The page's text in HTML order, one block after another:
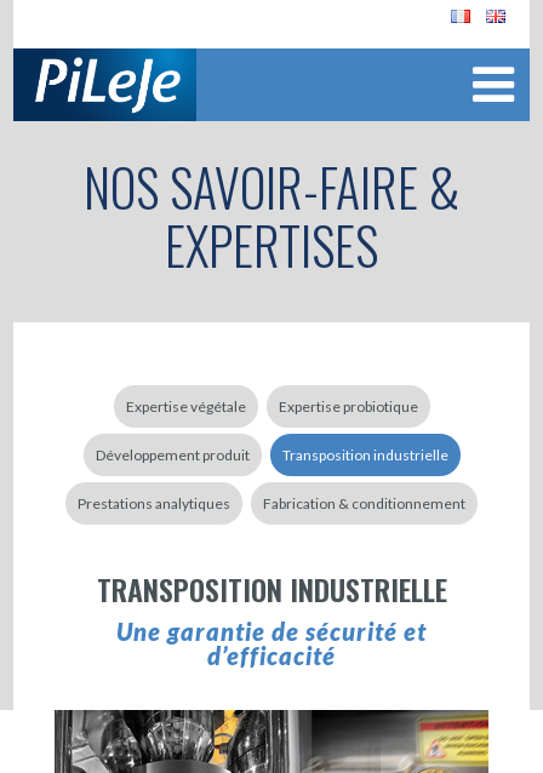
NOS SAVOIR-FAIRE &
EXPERTISES
Expertise végétale Expertise probiotique
Développement produit Transposition industrielle
Prestations analytiques Fabrication & conditionnement
TRANSPOSITION INDUSTRIELLE
Une garantie de sécurité et
d’efficacité